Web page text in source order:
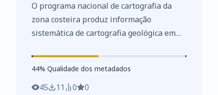
O programa nacional de cartografia da
zona costeira produz informação
sistemática de cartografia geológica em
perigosidade, à escala 1:3 000. Teve início
com a elaboração de um protótipo no
sector entre Armação de Pêra e a Galé,
44%
44% Qualidade dos metadados
45 11 0 0